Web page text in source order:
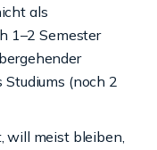
als
1–2 Semester
(noch 2
will meist bleiben,